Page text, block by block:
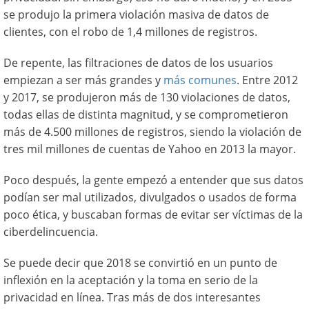
se produjo la primera violación masiva de datos de
clientes, con el robo de 1,4 millones de registros.
De repente, las filtraciones de datos de los usuarios
empiezan a ser más grandes y más comunes. Entre 2012
y 2017, se produjeron más de 130 violaciones de datos,
todas ellas de distinta magnitud, y se comprometieron
más de 4.500 millones de registros, siendo la violación de
tres mil millones de cuentas de Yahoo en 2013 la mayor.
Poco después, la gente empezó a entender que sus datos
podían ser mal utilizados, divulgados o usados de forma
poco ética, y buscaban formas de evitar ser víctimas de la
ciberdelincuencia.
Se puede decir que 2018 se convirtió en un punto de
inflexión en la aceptación y la toma en serio de la
privacidad en línea. Tras más de dos interesantes